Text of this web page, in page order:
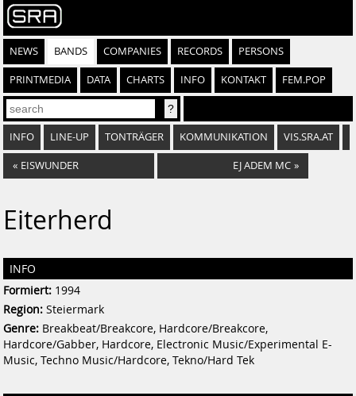
NEWS BANDS COMPANIES RECORDS PERSONS
PRINTMEDIA DATA CHARTS INFO KONTAKT FEM.POP
INFO LINE-UP TONTRÄGER KOMMUNIKATION VIS.SRA.AT
« EISWUNDER EJ ADEM MC »
Eiterherd
INFO
Formiert: 1994
Region: Steiermark
Genre: Breakbeat/Breakcore, Hardcore/Breakcore,
Hardcore/Gabber, Hardcore, Electronic Music/Experimental E-
Music, Techno Music/Hardcore, Tekno/Hard Tek